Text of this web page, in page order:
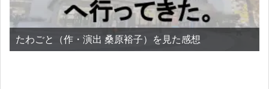
たわごと（作・演出 桑原裕子）を見た感想